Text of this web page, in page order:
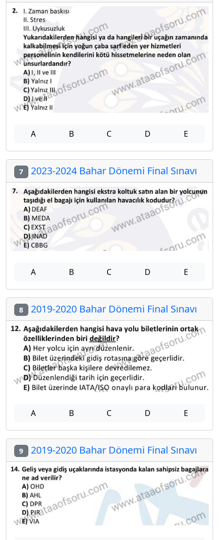
A B C D E
7 2023-2024 Bahar Dönemi Final Sınavı
A B C D E
8 2019-2020 Bahar Dönemi Final Sınavı
A B C D E
9 2019-2020 Bahar Dönemi Final Sınavı